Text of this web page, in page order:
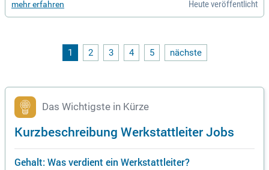
stung reibungsloser Abläufe. Sie führen und leiten ein Team
von fünf bis sechs Mitarbeitenden und koordinieren Wartun
ingen eine abgeschlossene technische Berufsausbildung mi
t, idealerweise als Meister oder Techniker. Alternativ sind a
mehr erfahren Heute veröffentlicht
1 2 3 4 5 nächste
Das Wichtigste in Kürze
Kurzbeschreibung Werkstattleiter Jobs
Gehalt: Was verdient ein Werkstattleiter?